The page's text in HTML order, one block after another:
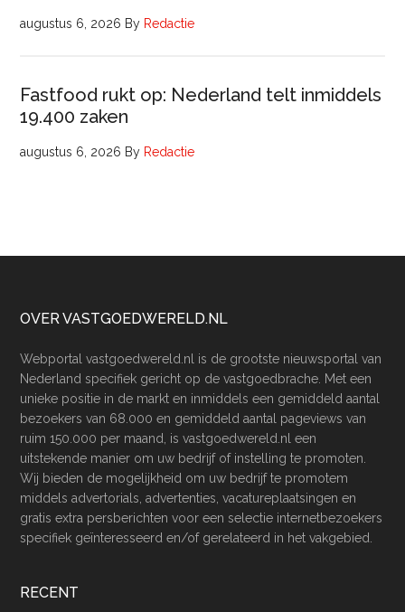
augustus 6, 2026 By Redactie
Fastfood rukt op: Nederland telt inmiddels
19.400 zaken
augustus 6, 2026 By Redactie
Footer
OVER VASTGOEDWERELD.NL
Webportal vastgoedwereld.nl is de grootste nieuwsportal van
Nederland specifiek gericht op de vastgoedbrache. Met een
unieke positie in de markt en inmiddels een gemiddeld aantal
bezoekers van 68.000 en gemiddeld aantal pageviews van
ruim 150.000 per maand, is vastgoedwereld.nl een
uitstekende manier om uw bedrijf of instelling te promoten.
Wij bieden de mogelijkheid om uw bedrijf te promotem
middels advertorials, advertenties, vacatureplaatsingen en
gratis extra persberichten voor een selectie internetbezoekers
specifiek geïnteresseerd en/of gerelateerd in het vakgebied.
RECENT